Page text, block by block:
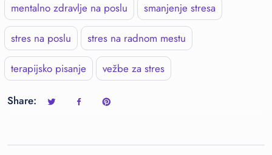
mentalno zdravlje na poslu smanjenje stresa
stres na poslu stres na radnom mestu
terapijsko pisanje vežbe za stres
Share: